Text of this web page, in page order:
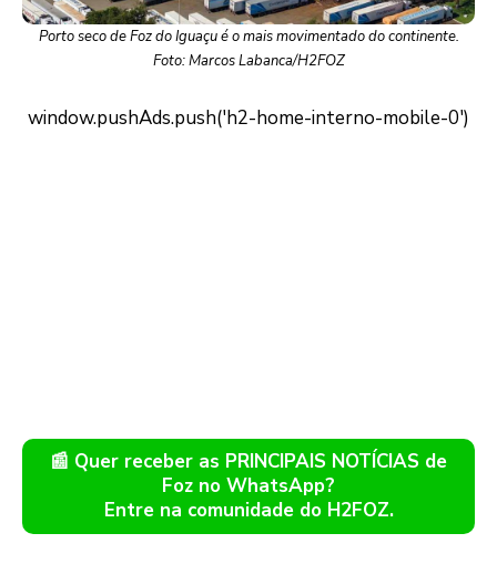
Porto seco de Foz do Iguaçu é o mais movimentado do continente.
Foto: Marcos Labanca/H2FOZ
📰 Quer receber as PRINCIPAIS NOTÍCIAS de
Foz no WhatsApp?
Entre na comunidade do H2FOZ.